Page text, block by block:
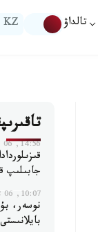
تالداۋ KZ
14:56, 06 تامىز 2026
جابىلىپ
10:07, 06 تامىز 2026